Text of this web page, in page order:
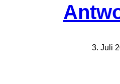
3. Juli